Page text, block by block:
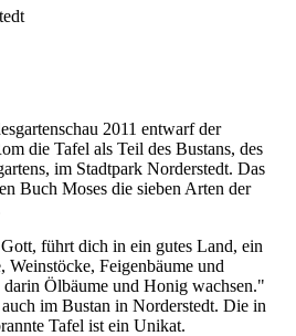
2011 entwarf der
die Tafel als Teil des Bustans, des
im Stadtpark Norderstedt. Das
Buch Moses die sieben Arten der
führt dich in ein gutes Land, ein
Weinstöcke, Feigenbäume und
Ölbäume und Honig wachsen."
im Bustan in Norderstedt. Die in
Tafel ist ein Unikat.